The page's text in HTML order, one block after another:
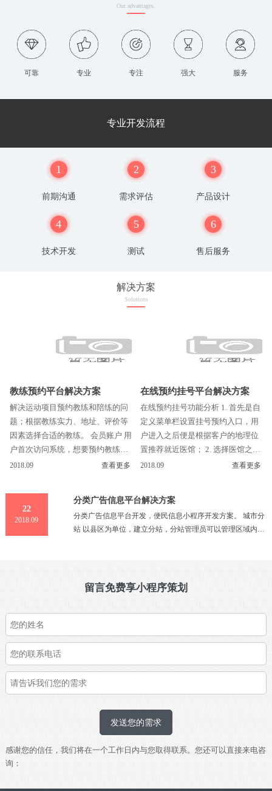
Our advantages.
可靠 专业 专注 强大 服务
专业开发流程
1
前期沟通
2
需求评估
3
产品设计
4
技术开发
5
测试
6
售后服务
解决方案
Solutions
教练预约平台解决方案
解决运动项目预约教练和陪练的问
题；根据教练实力、地址、评价等
因素选择合适的教练。 会员账户 用
户首次访问系统，想要预约教练或
陪练时，系统跳转到注册页面，填
2018.09 查看更多
在线预约挂号平台解决方案
在线预约挂号功能分析 1. 首先是自
定义菜单栏设置挂号预约入口，用
户进入之后便是根据客户的地理位
置推荐就近医馆； 2. 选择医馆之后
便是该医馆的科室列表，用户选择
2018.09 查看更多
22
2018.09
分类广告信息平台解决方案
分类广告信息平台开发，便民信息小程序开发方案。 城市分
站 以县区为单位，建立分站，分站管理员可以管理区域内的
留言免费享小程序策划
发送您的需求
感谢您的信任，我们将在一个工作日内与您取得联系。您还可以直接来电咨
询：